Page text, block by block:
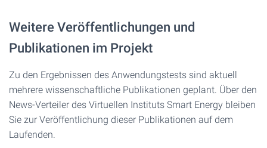
Weitere Veröffentlichungen und
Publikationen im Projekt
Zu den Ergebnissen des Anwendungstests sind aktuell
mehrere wissenschaftliche Publikationen geplant. Über den
News-Verteiler des Virtuellen Instituts Smart Energy bleiben
Sie zur Veröffentlichung dieser Publikationen auf dem
Laufenden.